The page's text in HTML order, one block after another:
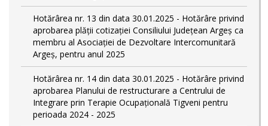
Hotărârea nr. 13 din data 30.01.2025 - Hotărâre privind
aprobarea plății cotizației Consiliului Județean Argeș ca
membru al Asociației de Dezvoltare Intercomunitară
Argeș, pentru anul 2025
Hotărârea nr. 14 din data 30.01.2025 - Hotărâre privind
aprobarea Planului de restructurare a Centrului de
Integrare prin Terapie Ocupațională Tigveni pentru
perioada 2024 - 2025